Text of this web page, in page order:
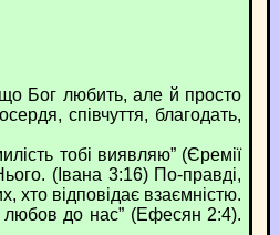
Бог любить, але й просто
співчуття, благодать,
тобі виявляю” (Єремії
(Івана 3:16) По-правді,
відповідає взаємністю.
любов до нас” (Ефесян 2:4).